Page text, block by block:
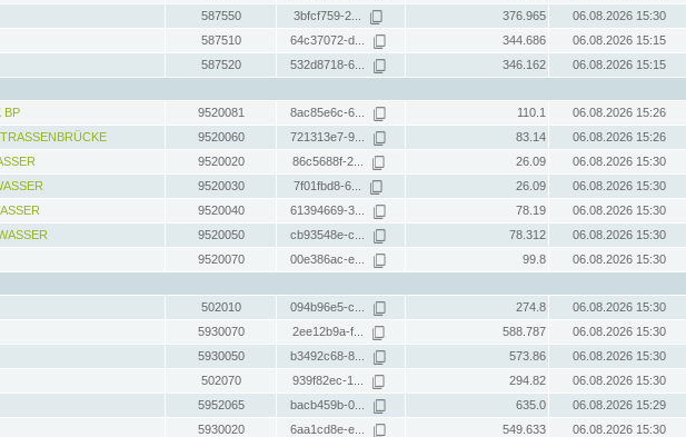
587550 3bfcf759-2... 376.965
06.08.2026 15:30
587510 64c37072-d... 344.686
06.08.2026 15:15
587520 532d8718-6... 346.162
06.08.2026 15:15
BP
9520081 8ac85e6c-6... 110.1
06.08.2026 15:26
9520060 721313e7-9... 83.14
06.08.2026 15:26
9520020 86c5688f-2... 26.09
06.08.2026 15:30
9520030 7f01fbd8-6... 26.09
06.08.2026 15:30
9520040 61394669-3... 78.19
06.08.2026 15:30
9520050 cb93548e-c... 78.312
06.08.2026 15:30
9520070 00e386ac-e... 99.8
06.08.2026 15:30
502010 094b96e5-c... 274.8
06.08.2026 15:30
5930070 2ee12b9a-f... 588.787
06.08.2026 15:30
5930050 b3492c68-8... 573.86
06.08.2026 15:30
502070 939f82ec-1... 294.82
06.08.2026 15:30
5952065 bacb459b-0... 635.0
06.08.2026 15:29
5930020 6aa1cd8e-e... 549.633
06.08.2026 15:30